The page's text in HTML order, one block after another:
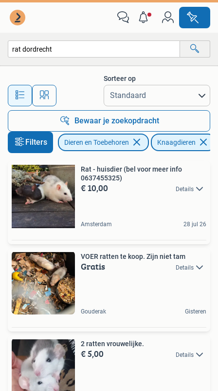
Alle afstanden…
Sorteer op
Bewaar je zoekopdracht
Filters Dieren en Toebehoren Knaagdieren
Rat - huisdier (bel voor meer info
0637455325)
€ 10,00 Details
Amsterdam 28 jul 26
VOER ratten te koop. Zijn niet tam
Gratis Details
Gouderak Gisteren
2 ratten vrouwelijke.
€ 5,00 Details